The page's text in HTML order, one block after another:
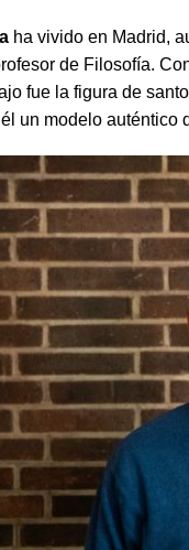
ha vivido en Madrid,
de Filosofía.
fue la figura de
un modelo auténtico